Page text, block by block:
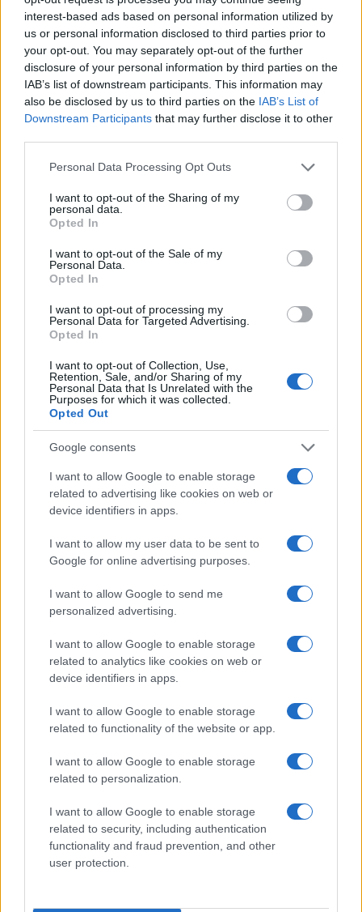
interest-based ads based on personal information utilized by
us or personal information disclosed to third parties prior to
your opt-out. You may separately opt-out of the further
disclosure of your personal information by third parties on the
IAB’s list of downstream participants. This information may
also be disclosed by us to third parties on the IAB’s List of
Downstream Participants that may further disclose it to other
Please note that this website/app uses one or more Google
not limited to your visit or usage behaviour. You may click to
grant or deny consent to Google and its third-party tags to
use your data for below specified purposes in below Google
consent section.
Personal Data Processing Opt Outs
I want to opt-out of the Sharing of my
personal data.
Opted In
I want to opt-out of the Sale of my
Personal Data.
Opted In
I want to opt-out of processing my
Personal Data for Targeted Advertising.
Opted In
I want to opt-out of Collection, Use,
Retention, Sale, and/or Sharing of my
Personal Data that Is Unrelated with the
Purposes for which it was collected.
Opted Out
Google consents
I want to allow Google to enable storage
related to advertising like cookies on web or
device identifiers in apps.
I want to allow my user data to be sent to
Google for online advertising purposes.
I want to allow Google to send me
personalized advertising.
I want to allow Google to enable storage
related to analytics like cookies on web or
device identifiers in apps.
I want to allow Google to enable storage
related to functionality of the website or app.
I want to allow Google to enable storage
related to personalization.
I want to allow Google to enable storage
related to security, including authentication
functionality and fraud prevention, and other
user protection.
Continua a leggere
LIFESTYLE
Guida step-by-step per un’immagine pubblica
credibile e glam
ALIMENTAZIONE
vitamine B
Camilla Fiore · 9 Ago 2026
SALUTE